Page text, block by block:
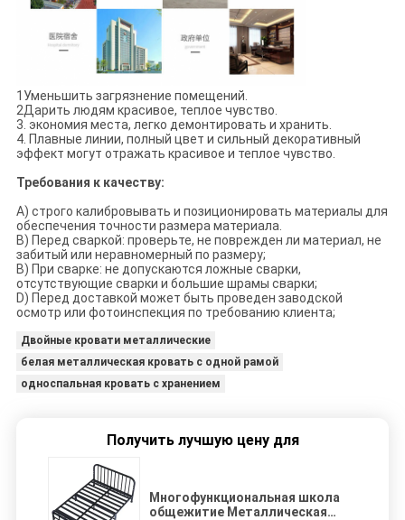
1Уменьшить загрязнение помещений.
2Дарить людям красивое, теплое чувство.
3. экономия места, легко демонтировать и хранить.
4. Плавные линии, полный цвет и сильный декоративный
эффект могут отражать красивое и теплое чувство.
Требования к качеству:
A) строго калибровывать и позиционировать материалы для
обеспечения точности размера материала.
B) Перед сваркой: проверьте, не поврежден ли материал, не
забитый или неравномерный по размеру;
В) При сварке: не допускаются ложные сварки,
отсутствующие сварки и большие шрамы сварки;
D) Перед доставкой может быть проведен заводской
осмотр или фотоинспекция по требованию клиента;
Двойные кровати металлические
белая металлическая кровать с одной рамой
односпальная кровать с хранением
Получить лучшую цену для
Многофункциональная школа
общежитие Металлическая